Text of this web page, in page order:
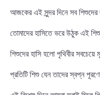
আজকের এই সুন্দর দিনে সব
তোমাদের হাসিতে ভরে উঠুক এই শিশু
শিশুদের হাসি হলো পৃথিবীর সবচেয়ে
প্রতিটি শিশু যেন তাদের স্বপ্ন